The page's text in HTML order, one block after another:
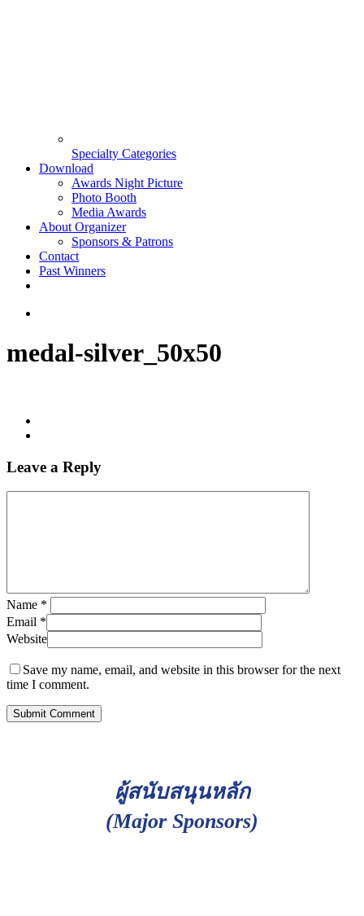
Specialty Categories
Download
Awards Night Picture
Photo Booth
Media Awards
About Organizer
Sponsors & Patrons
Contact
Past Winners
medal-silver_50x50
Leave a Reply
Name *
Email *
Website
Save my name, email, and website in this browser for the next
time I comment.
ผู้สนับสนุนหลัก
(Major Sponsors)